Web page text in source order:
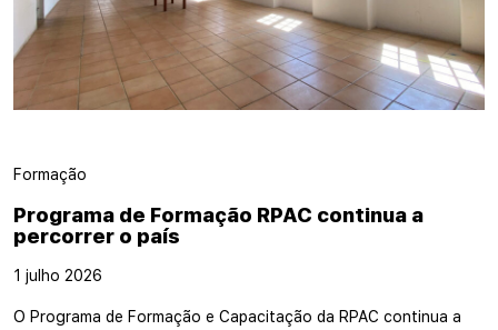
Formação
Programa de Formação RPAC continua a
percorrer o país
1 julho 2026
O Programa de Formação e Capacitação da RPAC continua a